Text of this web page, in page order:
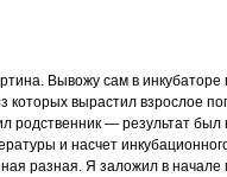
Вывожу сам в
которых вырастил взрослое
родственник — результат
и насчет
разная. Я заложил в начале